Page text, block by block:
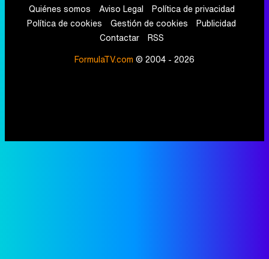
Quiénes somos Aviso Legal
Política de privacidad
Política de cookies
Gestión de cookies
Publicidad
Contactar
RSS
FormulaTV.com © 2004 - 2026